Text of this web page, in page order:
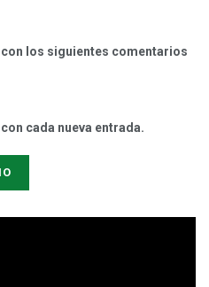
los siguientes comentarios
cada nueva entrada.